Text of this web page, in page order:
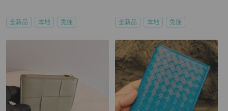
全新品 本地 免運 全新品 本地 免運